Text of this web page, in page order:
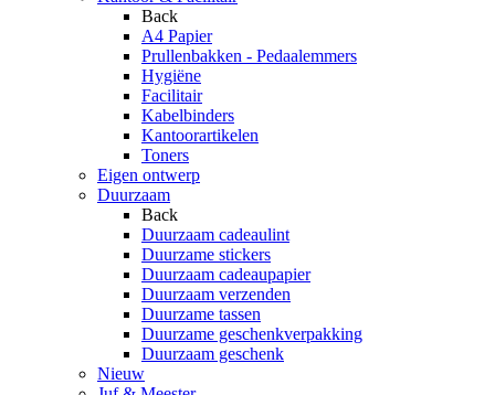
Back
A4 Papier
Prullenbakken - Pedaalemmers
Hygiëne
Facilitair
Kabelbinders
Kantoorartikelen
Toners
Eigen ontwerp
Duurzaam
Back
Duurzaam cadeaulint
Duurzame stickers
Duurzaam cadeaupapier
Duurzaam verzenden
Duurzame tassen
Duurzame geschenkverpakking
Duurzaam geschenk
Nieuw